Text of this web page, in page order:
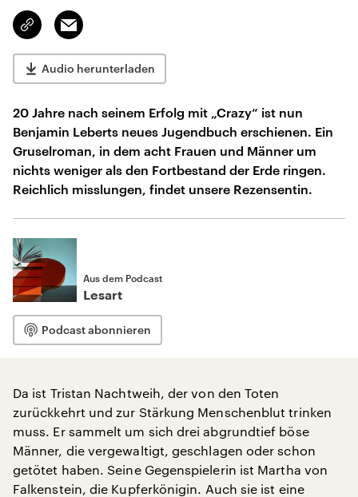
Link
kopieren/teilen
Email
Audio herunterladen
20 Jahre nach seinem Erfolg mit „Crazy“ ist nun
Benjamin Leberts neues Jugendbuch erschienen. Ein
Gruselroman, in dem acht Frauen und Männer um
nichts weniger als den Fortbestand der Erde ringen.
Reichlich misslungen, findet unsere Rezensentin.
Aus dem Podcast
Lesart
Podcast abonnieren
Da ist Tristan Nachtweih, der von den Toten
zurückkehrt und zur Stärkung Menschenblut trinken
muss. Er sammelt um sich drei abgrundtief böse
Männer, die vergewaltigt, geschlagen oder schon
getötet haben. Seine Gegenspielerin ist Martha von
Falkenstein, die Kupferkönigin. Auch sie ist eine